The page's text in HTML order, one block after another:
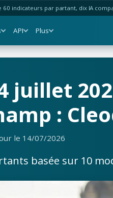
60 indicateurs par partant, dix IA
API Plus
juillet
:
le 14/07/2026
basée sur 10